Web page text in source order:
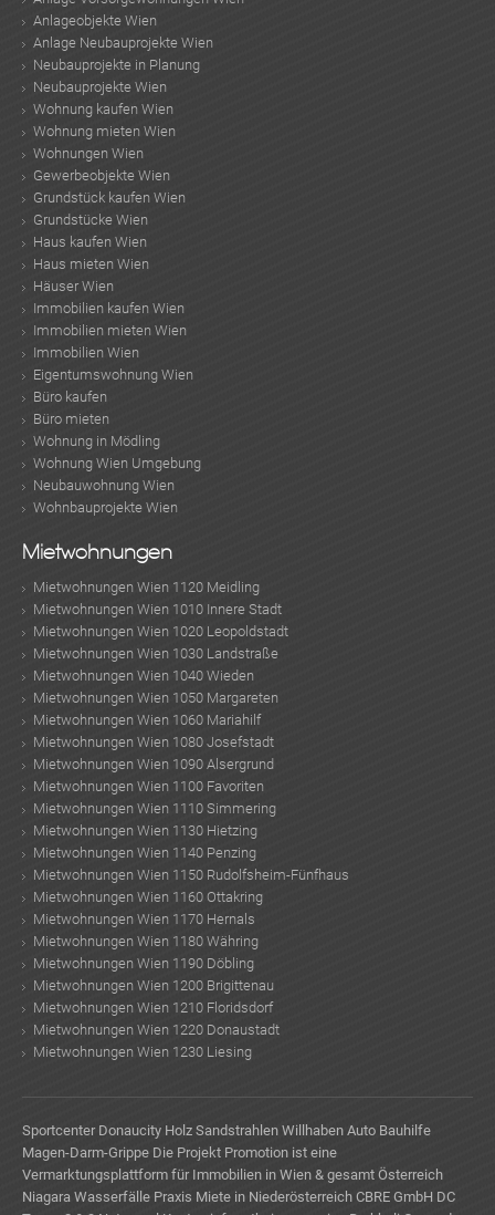
Anlageobjekte Wien
Anlage Neubauprojekte Wien
Neubauprojekte in Planung
Neubauprojekte Wien
Wohnung kaufen Wien
Wohnung mieten Wien
Wohnungen Wien
Gewerbeobjekte Wien
Grundstück kaufen Wien
Grundstücke Wien
Haus kaufen Wien
Haus mieten Wien
Häuser Wien
Immobilien kaufen Wien
Immobilien mieten Wien
Immobilien Wien
Eigentumswohnung Wien
Büro kaufen
Büro mieten
Wohnung in Mödling
Wohnung Wien Umgebung
Neubauwohnung Wien
Wohnbauprojekte Wien
Mietwohnungen
Mietwohnungen Wien 1120 Meidling
Mietwohnungen Wien 1010 Innere Stadt
Mietwohnungen Wien 1020 Leopoldstadt
Mietwohnungen Wien 1030 Landstraße
Mietwohnungen Wien 1040 Wieden
Mietwohnungen Wien 1050 Margareten
Mietwohnungen Wien 1060 Mariahilf
Mietwohnungen Wien 1080 Josefstadt
Mietwohnungen Wien 1090 Alsergrund
Mietwohnungen Wien 1100 Favoriten
Mietwohnungen Wien 1110 Simmering
Mietwohnungen Wien 1130 Hietzing
Mietwohnungen Wien 1140 Penzing
Mietwohnungen Wien 1150 Rudolfsheim-Fünfhaus
Mietwohnungen Wien 1160 Ottakring
Mietwohnungen Wien 1170 Hernals
Mietwohnungen Wien 1180 Währing
Mietwohnungen Wien 1190 Döbling
Mietwohnungen Wien 1200 Brigittenau
Mietwohnungen Wien 1210 Floridsdorf
Mietwohnungen Wien 1220 Donaustadt
Mietwohnungen Wien 1230 Liesing
Sportcenter Donaucity Holz Sandstrahlen Willhaben Auto Bauhilfe
Magen-Darm-Grippe Die Projekt Promotion ist eine
Vermarktungsplattform für Immobilien in Wien & gesamt Österreich
Niagara Wasserfälle Praxis Miete in Niederösterreich CBRE GmbH DC